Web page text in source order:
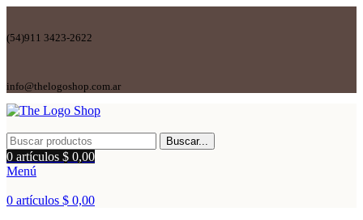
(54)911 3423-2622
info@thelogoshop.com.ar
Buscar...
0 artículos $ 0,00
Menú
0 artículos $ 0,00